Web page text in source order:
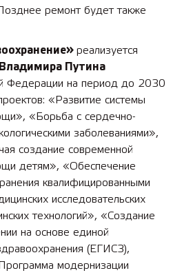
ремонт будет также
реализуется
Владимира Путина
Федерации на период до 2030
«Развитие системы
«Борьба с сердечно-
заболеваниями»,
создание современной
детям», «Обеспечение
квалифицированными
исследовательских
технологий», «Создание
на основе единой
(ЕГИСЗ),
модернизации